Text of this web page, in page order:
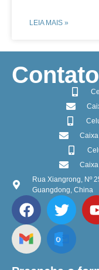
LEIA MAIS »
​Contato
Rua Xiangrong, Nº
Guangdong, China